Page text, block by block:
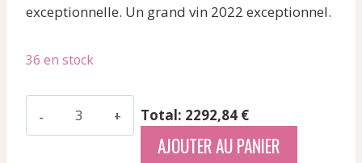
exceptionnelle. Un grand vin 2022 exceptionnel.
36 en stock
Total: 2292,84 €
AJOUTER AU PANIER